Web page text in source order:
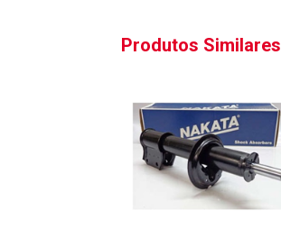
Produtos Similares